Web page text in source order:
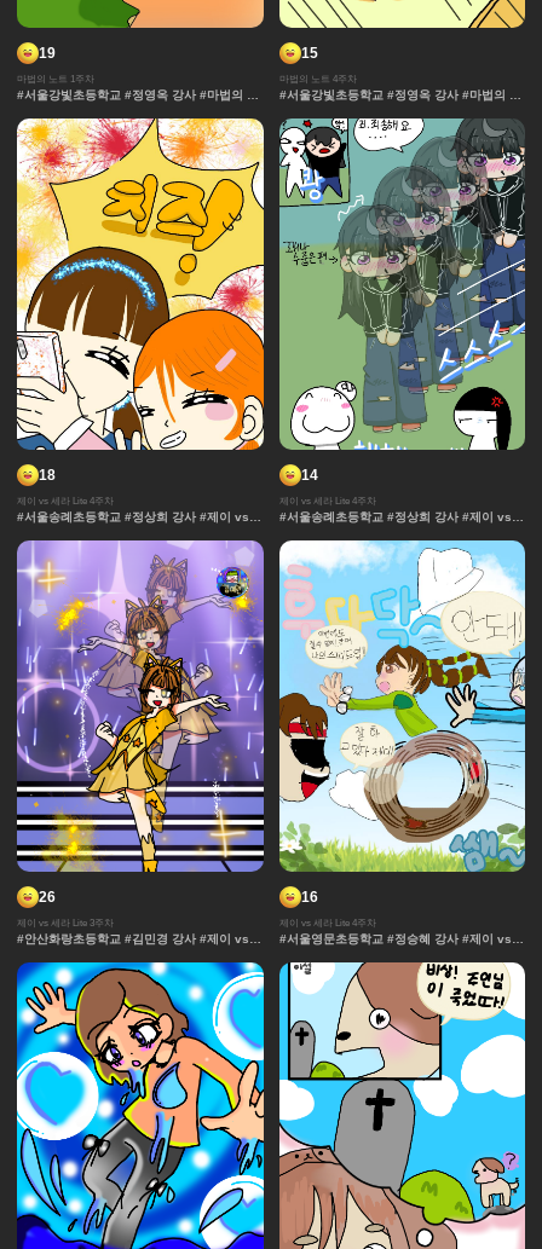
19
마법의 노트 1주차
#서울강빛초등학교 #정영옥 강사 #마법의 노
티 #날씨 #캐릭터 #아이돌 #액션 #컷만화 #
개성 #창작 디자인 #마법 #노트 #채색기법 #
댄스 #연출 #무대
15
마법의 노트 4주차
#서울강빛초등학교 #정영옥 강사 #마법의 노
티 #날씨 #캐릭터 #아이돌 #액션 #컷만화 #
개성 #창작 디자인 #마법 #노트 #채색기법 #
댄스 #연출 #무대
18
제이 vs 세라 Lite 4주차
#서울송례초등학교 #정상희 강사 #제이 vs
#컷만화 #데포르메 #훈련 #보석 #창작 디자
인 #체육 #제이 #대결 #댄스
14
제이 vs 세라 Lite 4주차
#서울송례초등학교 #정상희 강사 #제이 vs
#컷만화 #데포르메 #훈련 #보석 #창작 디자
인 #체육 #제이 #대결 #댄스
26
제이 vs 세라 Lite 3주차
#안산화랑초등학교 #김민경 강사 #제이 vs
#컷만화 #데포르메 #훈련 #보석 #창작 디자
인 #잔상표현 #체육 #제이 #대결 #댄스
16
제이 vs 세라 Lite 4주차
#서울영문초등학교 #정승혜 강사 #제이 vs
#컷만화 #데포르메 #훈련 #보석 #창작 디자
인 #잔상표현 #체육 #제이 #대결 #댄스